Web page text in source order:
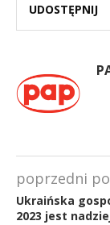
UDOSTĘPNIJ
poprzedni
Ukraińska
2023 jest